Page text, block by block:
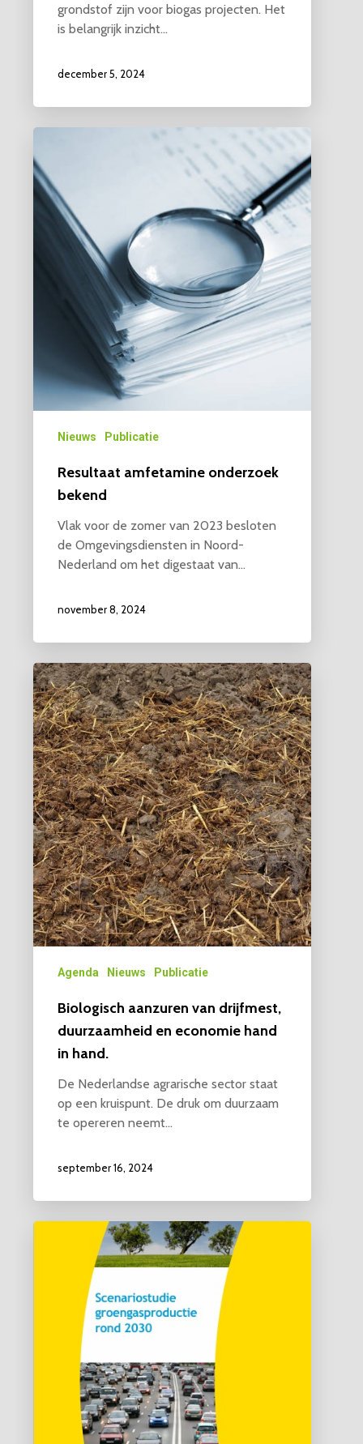
grondstof zijn voor biogas projecten. Het
is belangrijk inzicht…
december 5, 2024
Nieuws Publicatie
Resultaat amfetamine onderzoek
bekend
Vlak voor de zomer van 2023 besloten
de Omgevingsdiensten in Noord-
Nederland om het digestaat van…
november 8, 2024
Agenda Nieuws Publicatie
Biologisch aanzuren van drijfmest,
duurzaamheid en economie hand
in hand.
De Nederlandse agrarische sector staat
op een kruispunt. De druk om duurzaam
te opereren neemt…
september 16, 2024